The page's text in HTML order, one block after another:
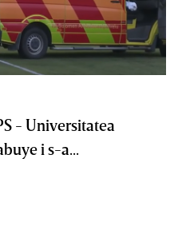
- Universitatea
i s-a...